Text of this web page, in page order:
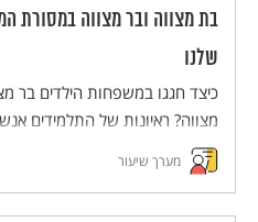
למורים).
בת מצווה ובר מצווה במסורת
שלנו
כיצד חגגו במשפחות הילדים בר
מצווה? ראיונות של התלמידים
אליהם יסייעו לנו להרחיב ולהכיר
השונות לציון החגיגה ואת הדמיון
מערך שיעור